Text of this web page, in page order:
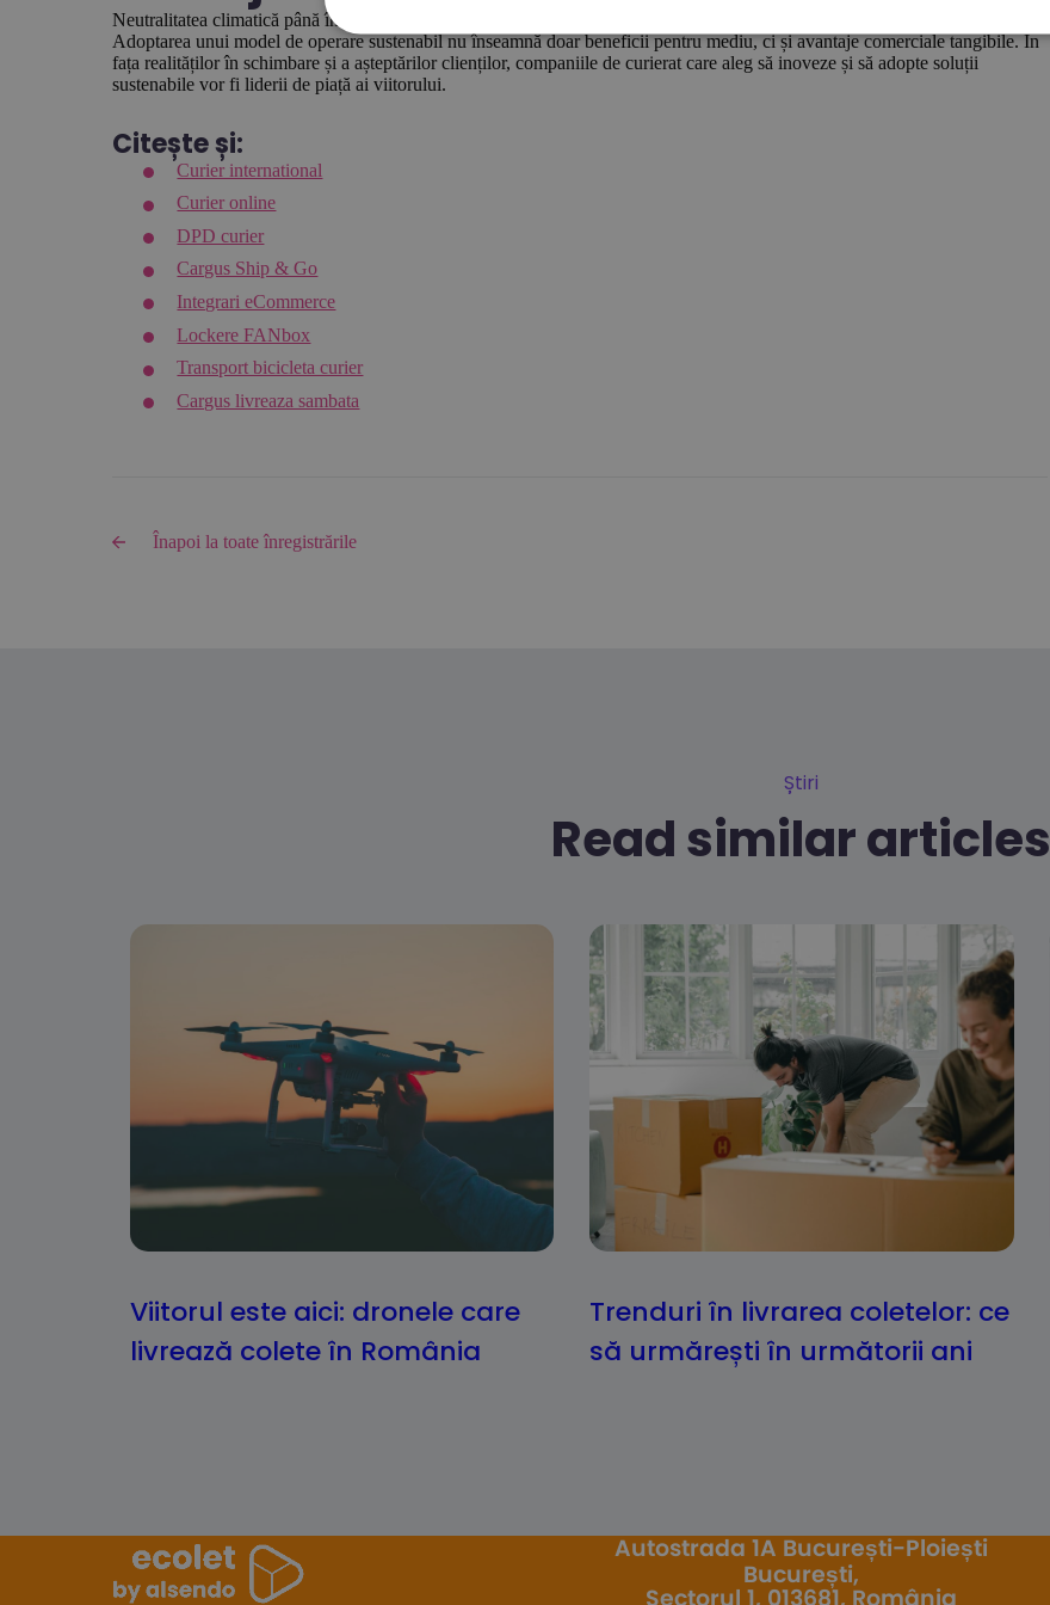
Neutralitatea climatică până în 2050 reprezintă o provocare, dar și o oportunitate uriașă pentru companiile de curierat.
Adoptarea unui model de operare sustenabil nu înseamnă doar beneficii pentru mediu, ci și avantaje comerciale tangibile. În
fața realităților în schimbare și a așteptărilor clienților, companiile de curierat care aleg să inoveze și să adopte soluții
sustenabile vor fi liderii de piață ai viitorului.
Citește și:
Curier international
Curier online
DPD curier
Cargus Ship & Go
Integrari eCommerce
Lockere FANbox
Transport bicicleta curier
Cargus livreaza sambata
Înapoi la toate înregistrările
Știri
Read similar articles
Viitorul este aici: dronele care
livrează colete în România
Trenduri în livrarea coletelor: ce
să urmărești în următorii ani
Autostrada 1A București-Ploiești
București,
Sectorul 1, 013681, România